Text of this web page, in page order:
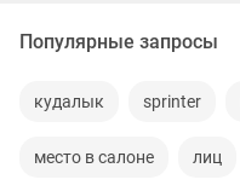
Популярные запросы
кудалык sprinter
место в салоне лиц